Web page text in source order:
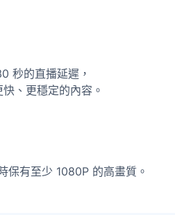
秒的直播延遲，
、更穩定的內容。
保有至少 1080P 的高畫質。